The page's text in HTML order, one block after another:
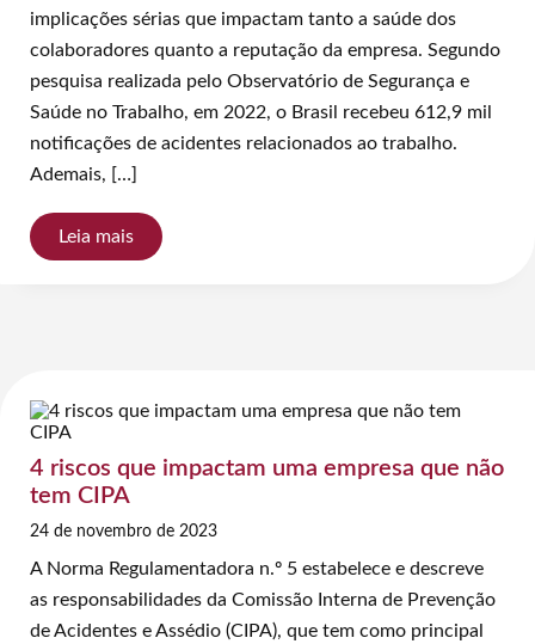
implicações sérias que impactam tanto a saúde dos
colaboradores quanto a reputação da empresa. Segundo
pesquisa realizada pelo Observatório de Segurança e
Saúde no Trabalho, em 2022, o Brasil recebeu 612,9 mil
notificações de acidentes relacionados ao trabalho.
Ademais, […]
Leia mais
4 riscos que impactam uma empresa que não
tem CIPA
24 de novembro de 2023
A Norma Regulamentadora n.º 5 estabelece e descreve
as responsabilidades da Comissão Interna de Prevenção
de Acidentes e Assédio (CIPA), que tem como principal